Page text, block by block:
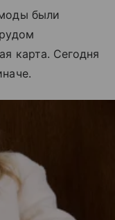
были
карта. Сегодня